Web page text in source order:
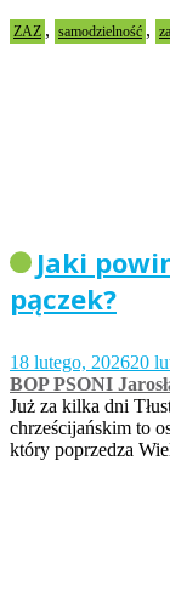
ZAZ , samodzielność ,
Jaki
pączek?
18 lutego, 202620
BOP PSONI
Już za kilka dni
chrześcijańskim to
który poprzedza